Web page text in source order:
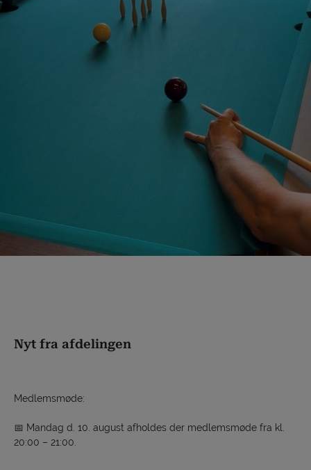
Nyt fra afdelingen
Medlemsmøde:
📅 Mandag d. 10. august afholdes der medlemsmøde fra kl.
20:00 – 21:00.